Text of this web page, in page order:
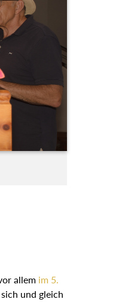
vor allemim 5.
Sie sich und